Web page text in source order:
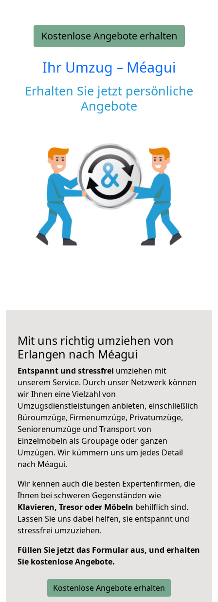
Kostenlose Angebote erhalten
Ihr Umzug – Méagui
Erhalten Sie jetzt persönliche
Angebote
Mit uns richtig umziehen von
Erlangen nach Méagui
Entspannt und stressfrei umziehen mit
unserem Service. Durch unser Netzwerk können
wir Ihnen eine Vielzahl von
Umzugsdienstleistungen anbieten, einschließlich
Büroumzüge, Firmenumzüge, Privatumzüge,
Seniorenumzüge und Transport von
Einzelmöbeln als Groupage oder ganzen
Umzügen. Wir kümmern uns um jedes Detail
nach Méagui.
Wir kennen auch die besten Expertenfirmen, die
Ihnen bei schweren Gegenständen wie
Klavieren, Tresor oder Möbeln behilflich sind.
Lassen Sie uns dabei helfen, sie entspannt und
stressfrei umzuziehen.
Füllen Sie jetzt das Formular aus, und erhalten
Sie kostenlose Angebote.
Kostenlose Angebote erhalten